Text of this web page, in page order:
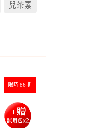
兒茶素
限時 86 折